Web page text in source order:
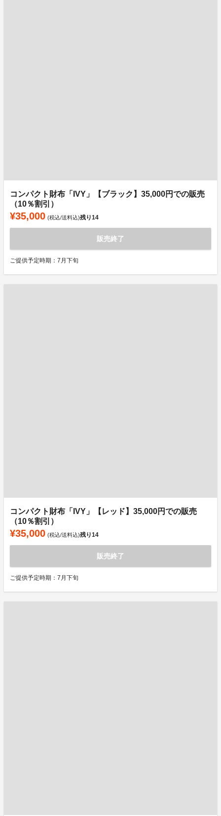
コンパクト財布「IVY」【ブラック】35,000円での販売
（10％割引）
¥35,000 (税込/送料込)残り14
販売終了
ご提供予定時期：7月下旬
コンパクト財布「IVY」【レッド】35,000円での販売
（10％割引）
¥35,000 (税込/送料込)残り14
販売終了
ご提供予定時期：7月下旬